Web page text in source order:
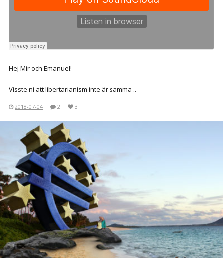
Hej Mir och Emanuel!
Visste ni att libertarianism inte är samma ..
2018-07-04 2 3